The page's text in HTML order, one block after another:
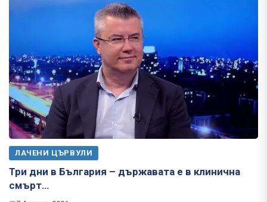
ЛАЧЕНИ ЦЪРВУЛИ
Три дни в България – държавата е в клинична
смърт…